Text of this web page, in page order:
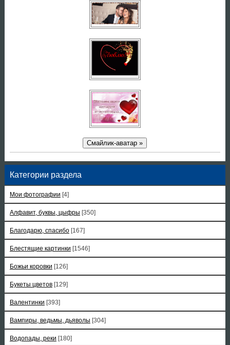
Смайлик-аватар »
Категории раздела
Мои фотографии [4]
Алфавит, буквы, цыфры [350]
Благодарю, спасибо [167]
Блестящие картинки [1546]
Божьи коровки [126]
Букеты цветов [129]
Валентинки [393]
Вампиры, ведьмы, дьяволы [304]
Водопады, реки [180]